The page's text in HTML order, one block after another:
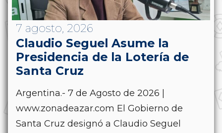
7 agosto, 2026
Claudio Seguel Asume la
Presidencia de la Lotería de
Santa Cruz
Argentina.- 7 de Agosto de 2026 |
www.zonadeazar.com El Gobierno de
Santa Cruz designó a Claudio Seguel